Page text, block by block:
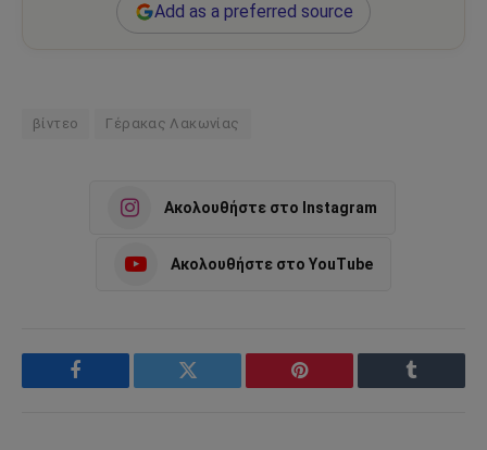
Add as a preferred source
βίντεο Γέρακας Λακωνίας
Ακολουθήστε στο Instagram
Ακολουθήστε στο YouTube
Facebook Twitter Pinterest Tumblr